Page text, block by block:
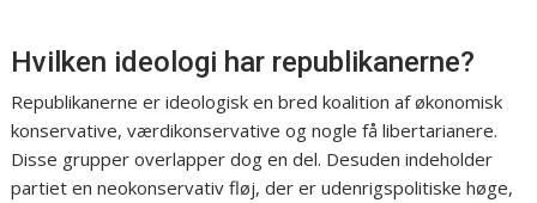
Hvilken ideologi har republikanerne?
Republikanerne er ideologisk en bred koalition af økonomisk
konservative, værdikonservative og nogle få libertarianere.
Disse grupper overlapper dog en del. Desuden indeholder
partiet en neokonservativ fløj, der er udenrigspolitiske høge,